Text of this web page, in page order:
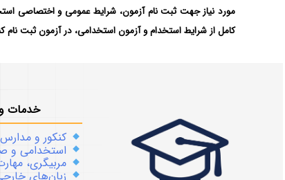
مورد نیاز جهت ثبت نام آزمون، شرایط عمومی و اختصاصی
کامل از شرایط استخدام و آزمون استخدامی، در آزمون ثبت نام
خدمات
کنکور و مدارس
استخدامی و
مربیگری،
زبان‌های